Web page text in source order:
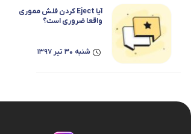
آیا Eject کردن فلش مموری
واقعا ضروری است؟
شنبه 30 تیر 1397